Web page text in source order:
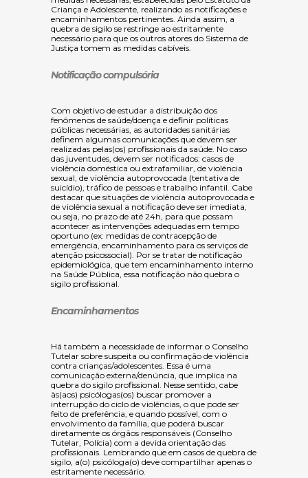
Criança e Adolescente, realizando as notificações e
encaminhamentos pertinentes. Ainda assim, a
quebra de sigilo se restringe ao estritamente
necessário para que os outros atores do Sistema de
Justiça tomem as medidas cabíveis.
Notificação compulsória
Com objetivo de estudar a distribuição dos
fenômenos de saúde/doença e definir políticas
públicas necessárias, as autoridades sanitárias
definem algumas comunicações que devem ser
realizadas pelas(os) profissionais da saúde. No caso
das juventudes, devem ser notificados: casos de
violência doméstica ou extrafamiliar, de violência
sexual, de violência autoprovocada (tentativa de
suicídio), tráfico de pessoas e trabalho infantil. Cabe
destacar que situações de violência autoprovocada e
de violência sexual a notificação deve ser imediata,
ou seja, no prazo de até 24h, para que possam
acontecer as intervenções adequadas em tempo
oportuno (ex: medidas de contracepção de
emergência, encaminhamento para os serviços de
atenção psicossocial). Por se tratar de notificação
epidemiológica, que tem encaminhamento interno
na Saúde Pública, essa notificação não quebra o
sigilo profissional.
Encaminhamentos
Há também a necessidade de informar o Conselho
Tutelar sobre suspeita ou confirmação de violência
contra crianças/adolescentes. Essa é uma
comunicação externa/denúncia, que implica na
quebra do sigilo profissional. Nesse sentido, cabe
às(aos) psicólogas(os) buscar promover a
interrupção do ciclo de violências, o que pode ser
feito de preferência, e quando possível, com o
envolvimento da família, que poderá buscar
diretamente os órgãos responsáveis (Conselho
Tutelar, Polícia) com a devida orientação das
profissionais. Lembrando que em casos de quebra de
sigilo, a(o) psicóloga(o) deve compartilhar apenas o
estritamente necessário.